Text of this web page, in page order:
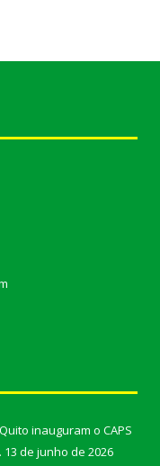
inauguram o CAPS
13 de junho de 2026